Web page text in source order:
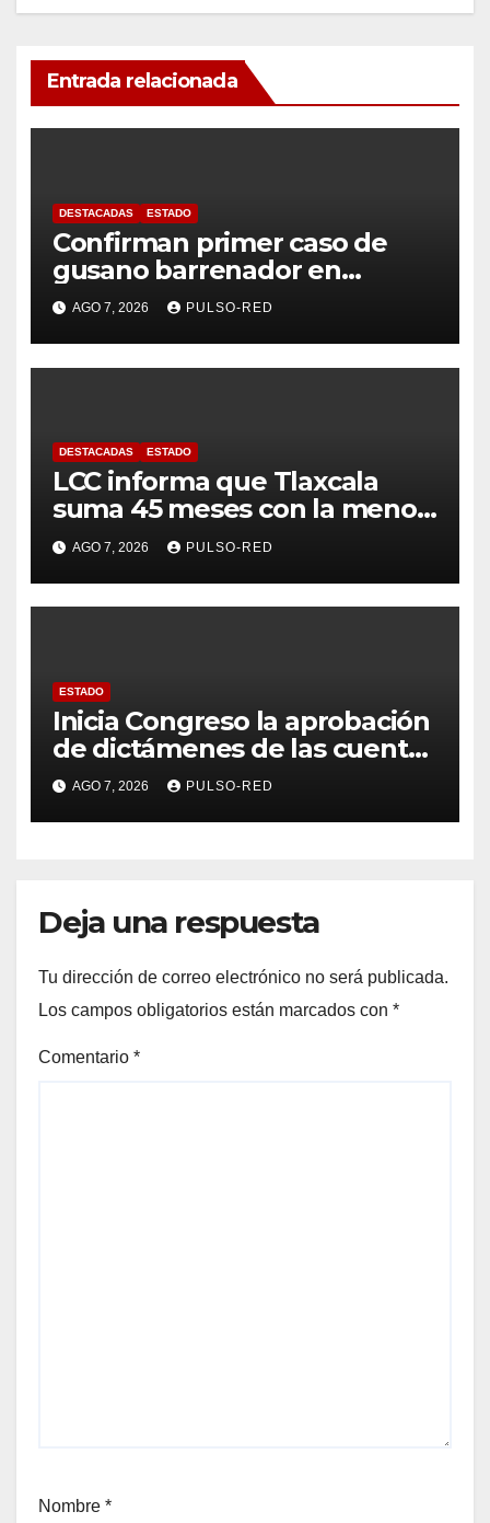
Entrada relacionada
DESTACADAS ESTADO
Confirman primer caso de
gusano barrenador en
humano en Tlaxcala
AGO 7, 2026 PULSO-RED
DESTACADAS ESTADO
LCC informa que Tlaxcala
suma 45 meses con la menor
tasa de delitos en el país
AGO 7, 2026 PULSO-RED
ESTADO
Inicia Congreso la aprobación
de dictámenes de las cuentas
públicas de entes
fiscalizables del ejercicio
fiscal 2025
AGO 7, 2026 PULSO-RED
Deja una respuesta
Tu dirección de correo electrónico no será publicada.
Los campos obligatorios están marcados con *
Comentario *
Nombre *